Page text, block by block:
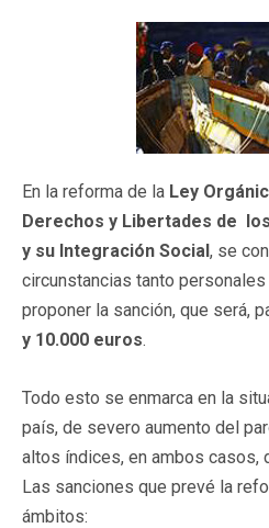
En la reforma de la Ley
Derechos y Libertades de
y su Integración Social, se
circunstancias tanto
proponer la sanción, que será,
y 10.000 euros.
Todo esto se enmarca en la
país, de severo aumento del
altos índices, en ambos casos,
Las sanciones que prevé la
ámbitos: